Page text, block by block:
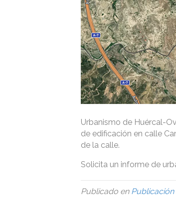
Urbanismo de Huércal-
de edificación en calle
de la calle.
Solicita un informe de
Publicado en